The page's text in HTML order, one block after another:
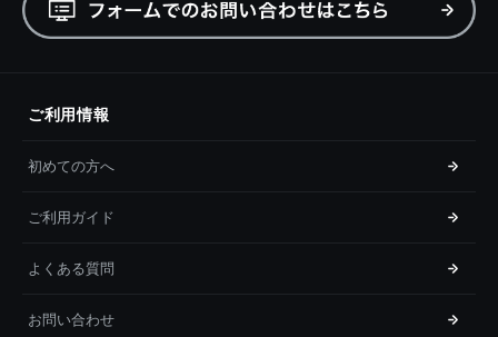
ご利用情報
初めての方へ
ご利用ガイド
よくある質問
お問い合わせ